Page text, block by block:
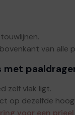
van alle
met
zelf vlak ligt.
op dezelfde
voor een prieel